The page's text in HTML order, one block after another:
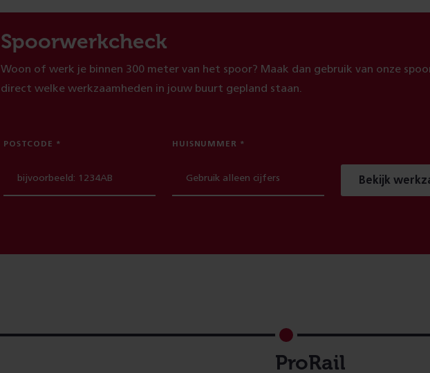
Spoorwerkcheck
Woon of werk je binnen 300 meter van het spoor? Maak dan gebruik van onze
direct welke werkzaamheden in jouw buurt gepland staan.
POSTCODE HUISNUMMER
Bekijk
ProRail